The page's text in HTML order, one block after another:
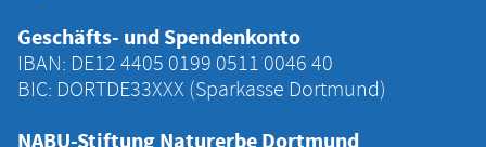
Geschäfts- und Spendenkonto
IBAN: DE12 4405 ‍0199 ‍0511 ‍0046 ‍40
BIC: DORTDE33XXX (Sparkasse Dortmund)
NABU-Stiftung Naturerbe Dortmund